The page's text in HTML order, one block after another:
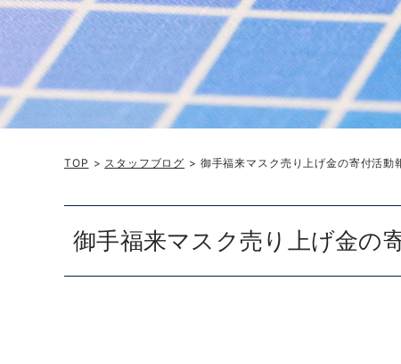
TOP > スタッフブログ > 御手福来マスク売り上げ金の寄付活動
御手福来マスク売り上げ金の